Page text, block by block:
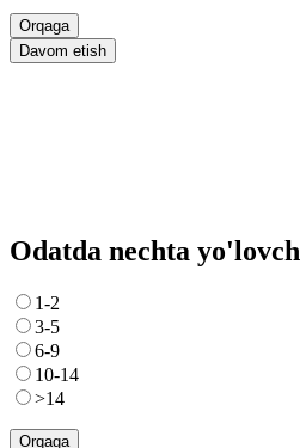
Orqaga
Davom etish
Odatda nechta
1-2
3-5
6-9
10-14
>14
Orqaga